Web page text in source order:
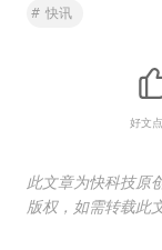
# 快讯
好文
此文章为快科技原
版权，如需转载此